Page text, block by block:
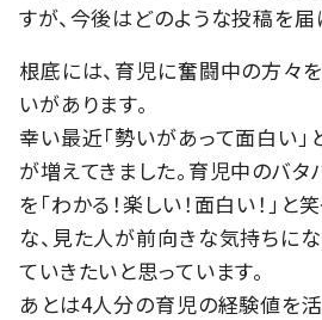
すが、今後はどのような投稿を
根底には、育児に奮闘中の方々
いがあります。
幸い最近「勢いがあって面白い」
が増えてきました。育児中のバ
を「わかる！楽しい！面白い！」と
な、見た人が前向きな気持ちに
ていきたいと思っています。
あとは4人分の育児の経験値を活